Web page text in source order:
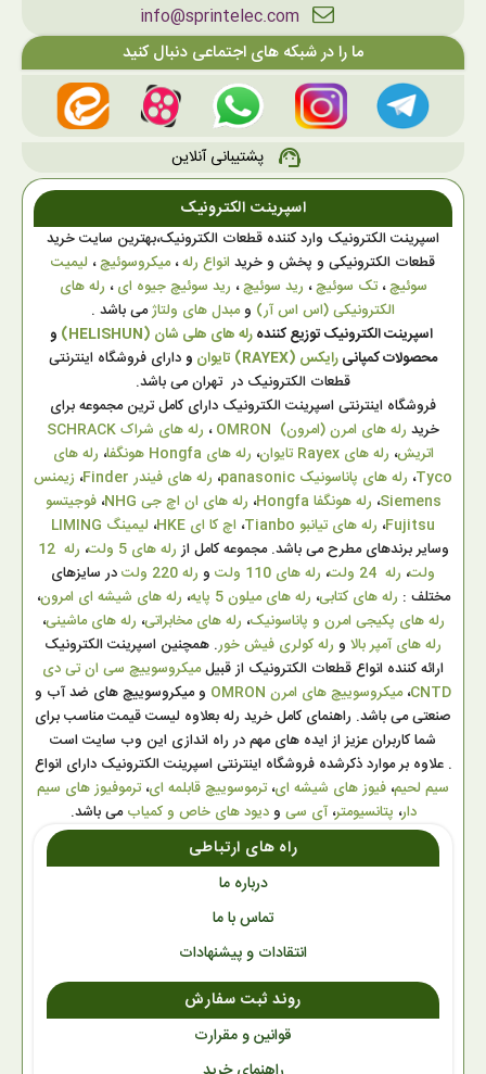
info@sprintelec.com
ما را در شبکه های اجتماعی دنبال کنید
support_agent
پشتیبانی آنلاین
اسپرینت الکترونیک
اسپرینت الکترونیک وارد کننده قطعات الکترونیک،بهترین سایت خرید
قطعات الکترونیکی و پخش و خرید انواع رله،میکروسوئیچ، لیمیت
سوئیچ،تک سوئیچ، رید سوئیچ، رید سوئیچ جیوه ای، رله های
الکترونیکی (اس اس آر) ومبدل های ولتاژمی باشد .
اسپرینت الکترونیک توزیع کنندهرله های هلی شان (HELISHUN)
و
محصولات کمپانیرایکس (RAYEX) تایوان ودارای فروشگاه اینترنتی
قطعات الکترونیک در تهران می باشد.
فروشگاه اینترنتی اسپرینت الکترونیک دارای کامل ترین مجموعه برای
خرید رله های امرن (امرون) OMRON ،
رله های شراک SCHRACK
اتریش، رله های Rayex تایوان ، رله های Hongfa هونگفا ، رله های
Tyco، رله های پاناسونیک panasonic ، رله های فیندر Finder ، زیمنس
Siemens، رله هونگفا Hongfa ، رله های ان اچ جی NHG ،فوجیتسو
Fujitsu، رله های تیانبو Tianbo ، اچ کا ای HKE ، لیمینگ LIMING
وسایر برندهای مطرح می باشد. مجموعه کامل از رله های 5 ولت ،
رله 12
ولت، رله 24 ولت ، رله های 110 ولت و رله 220 ولت
در سایزهای
مختلف : رله های کتابی، رله های میلون 5 پایه ، رله های شیشه ای امرون،
رله های پکیجی امرن و پاناسونیک، رله های مخابراتی، رله های ماشینی،
رله های آمپر بالا و رله کولری فیش خور. همچنین اسپرینت الکترونیک
ارائه کننده انواع قطعات الکترونیک از قبیلمیکروسوییچ سی ان تی دی
CNTD،میکروسوییچ های امرن OMRON
و میکروسوییچ های ضد آب و
صنعتی می باشد. راهنمای کامل خرید رله بعلاوه لیست قیمت مناسب برای
شما کاربران عزیز از ایده های مهم در راه اندازی این وب سایت است
. علاوه بر موارد ذکرشده فروشگاه اینترنتی اسپرینت الکترونیک دارای انواع
سیم لحیم، فیوز های شیشه ای، ترموسوییچ قابلمه ای، ترموفیوز های سیم
دار، پتانسیومتر،آی سی ودیود های خاص و کمیابمی باشد.
راه های ارتباطی
درباره ما
تماس با ما
انتقادات و پیشنهادات
روند ثبت سفارش
قوانین و مقرارت